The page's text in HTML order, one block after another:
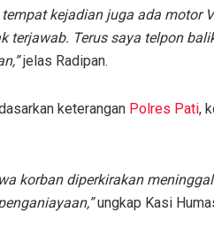
kejadian juga ada motor
terjawab. Terus saya telpon
jelas Radipan.
keterangan Polres Pati,
korban diperkirakan
ungkap Kasi